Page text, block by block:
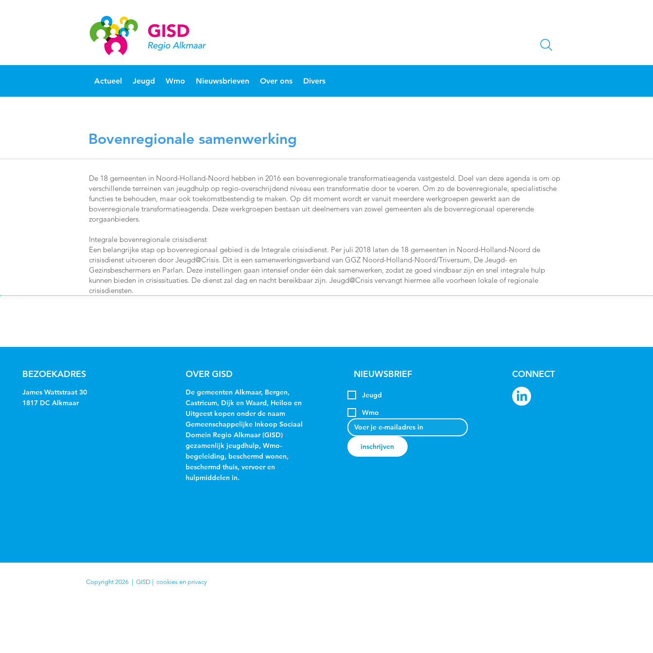
Actueel Jeugd Wmo Nieuwsbrieven Over ons Divers
Bovenregionale samenwerking
De 18 gemeenten in Noord-Holland-Noord hebben in 2016 een bovenregionale transformatieagenda vastgesteld. Doel van deze agenda is om op
verschillende terreinen van jeugdhulp op regio-overschrijdend niveau een transformatie door te voeren. Om zo de bovenregionale, specialistische
functies te behouden, maar ook toekomstbestendig te maken. Op dit moment wordt er vanuit meerdere werkgroepen gewerkt aan de
bovenregionale transformatieagenda. Deze werkgroepen bestaan uit deelnemers van zowel gemeenten als de bovenregionaal opererende
zorgaanbieders.
Integrale bovenregionale crisisdienst
Een belangrijke stap op bovenregionaal gebied is de Integrale crisisdienst. Per juli 2018 laten de 18 gemeenten in Noord-Holland-Noord de
crisisdienst uitvoeren door Jeugd@Crisis. Dit is een samenwerkingsverband van GGZ Noord-Holland-Noord/Triversum, De Jeugd- en
Gezinsbeschermers en Parlan. Deze instellingen gaan intensief onder één dak samenwerken, zodat ze goed vindbaar zijn en snel integrale hulp
kunnen bieden in crisissituaties. De dienst zal dag en nacht bereikbaar zijn. Jeugd@Crisis vervangt hiermee alle voorheen lokale of regionale
crisisdiensten.
BEZOEKADRES
James Wattstraat 30
1817 DC Alkmaar
OVER GISD
De gemeenten Alkmaar, Bergen,
Castricum, Dijk en Waard, Heiloo en
Uitgeest kopen onder de naam
Gemeenschappelijke Inkoop Sociaal
Domein Regio Alkmaar (GISD)
gezamenlijk jeugdhulp, Wmo-
begeleiding, beschermd wonen,
beschermd thuis, vervoer en
hulpmiddelen in.
NIEUWSBRIEF
Jeugd
Wmo
inschrijven
CONNECT
Copyright 2026 | GISD | cookies en privacy